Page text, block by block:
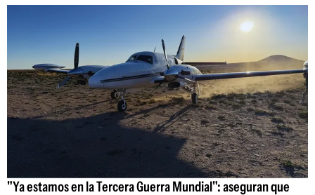
"Ya estamos en la Tercera Guerra Mundial": aseguran que